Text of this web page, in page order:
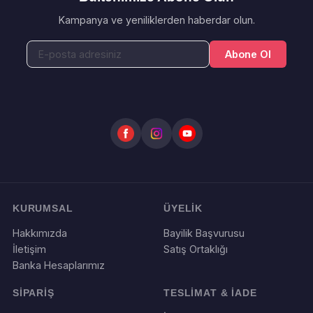
Kampanya ve yeniliklerden haberdar olun.
Abone Ol
KURUMSAL
Hakkımızda
İletişim
Banka Hesaplarımız
ÜYELİK
Bayilik Başvurusu
Satış Ortaklığı
SİPARİŞ TESLİMAT & İADE